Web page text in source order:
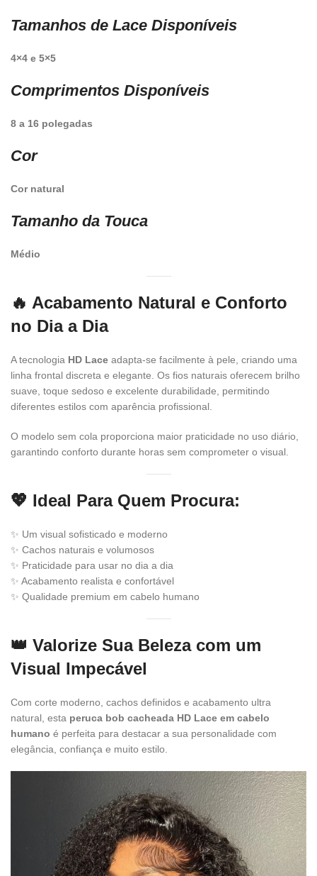
Tamanhos de Lace Disponíveis
4×4 e 5×5
Comprimentos Disponíveis
8 a 16 polegadas
Cor
Cor natural
Tamanho da Touca
Médio
🔥 Acabamento Natural e Conforto
no Dia a Dia
A tecnologia HD Lace adapta-se facilmente à pele, criando uma
linha frontal discreta e elegante. Os fios naturais oferecem brilho
suave, toque sedoso e excelente durabilidade, permitindo
diferentes estilos com aparência profissional.
O modelo sem cola proporciona maior praticidade no uso diário,
garantindo conforto durante horas sem comprometer o visual.
💖 Ideal Para Quem Procura:
✨ Um visual sofisticado e moderno
✨ Cachos naturais e volumosos
✨ Praticidade para usar no dia a dia
✨ Acabamento realista e confortável
✨ Qualidade premium em cabelo humano
👑 Valorize Sua Beleza com um
Visual Impecável
Com corte moderno, cachos definidos e acabamento ultra
natural, esta peruca bob cacheada HD Lace em cabelo
humano é perfeita para destacar a sua personalidade com
elegância, confiança e muito estilo.